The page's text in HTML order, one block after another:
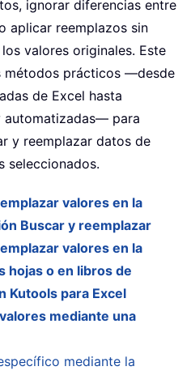
ignorar diferencias entre
aplicar reemplazos sin
valores originales. Este
métodos prácticos —desde
de Excel hasta
automatizadas— para
y reemplazar datos de
seleccionados.
valores en la
Buscar y reemplazar
valores en la
hojas o en libros de
Kutools para Excel
mediante una
mediante la